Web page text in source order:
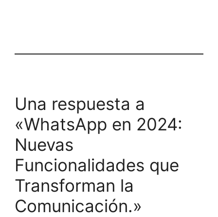
Una respuesta a
«WhatsApp en 2024:
Nuevas
Funcionalidades que
Transforman la
Comunicación.»